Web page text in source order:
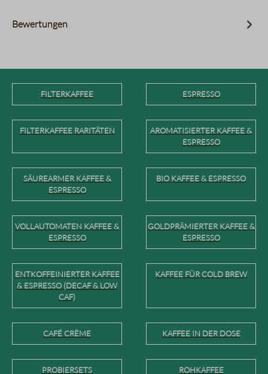
Bewertungen
FILTERKAFFEE ESPRESSO
FILTERKAFFEE RARITÄTEN
AROMATISIERTER KAFFEE &
ESPRESSO
SÄUREARMER KAFFEE &
ESPRESSO
BIO KAFFEE & ESPRESSO
VOLLAUTOMATEN KAFFEE &
ESPRESSO
GOLDPRÄMIERTER KAFFEE &
ESPRESSO
ENTKOFFEINIERTER KAFFEE
& ESPRESSO (DECAF & LOW
CAF)
KAFFEE FÜR COLD BREW
CAFÉ CRÈME KAFFEE IN DER DOSE
PROBIERSETS ROHKAFFEE